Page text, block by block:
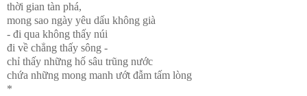
thời gian tàn phá,
mong sao ngày yêu dấu không già
- đi qua không thấy núi
đi về chẳng thấy sông -
chỉ thấy những hố sâu trũng nước
chứa những mong manh ướt đẫm tấm lòng
*